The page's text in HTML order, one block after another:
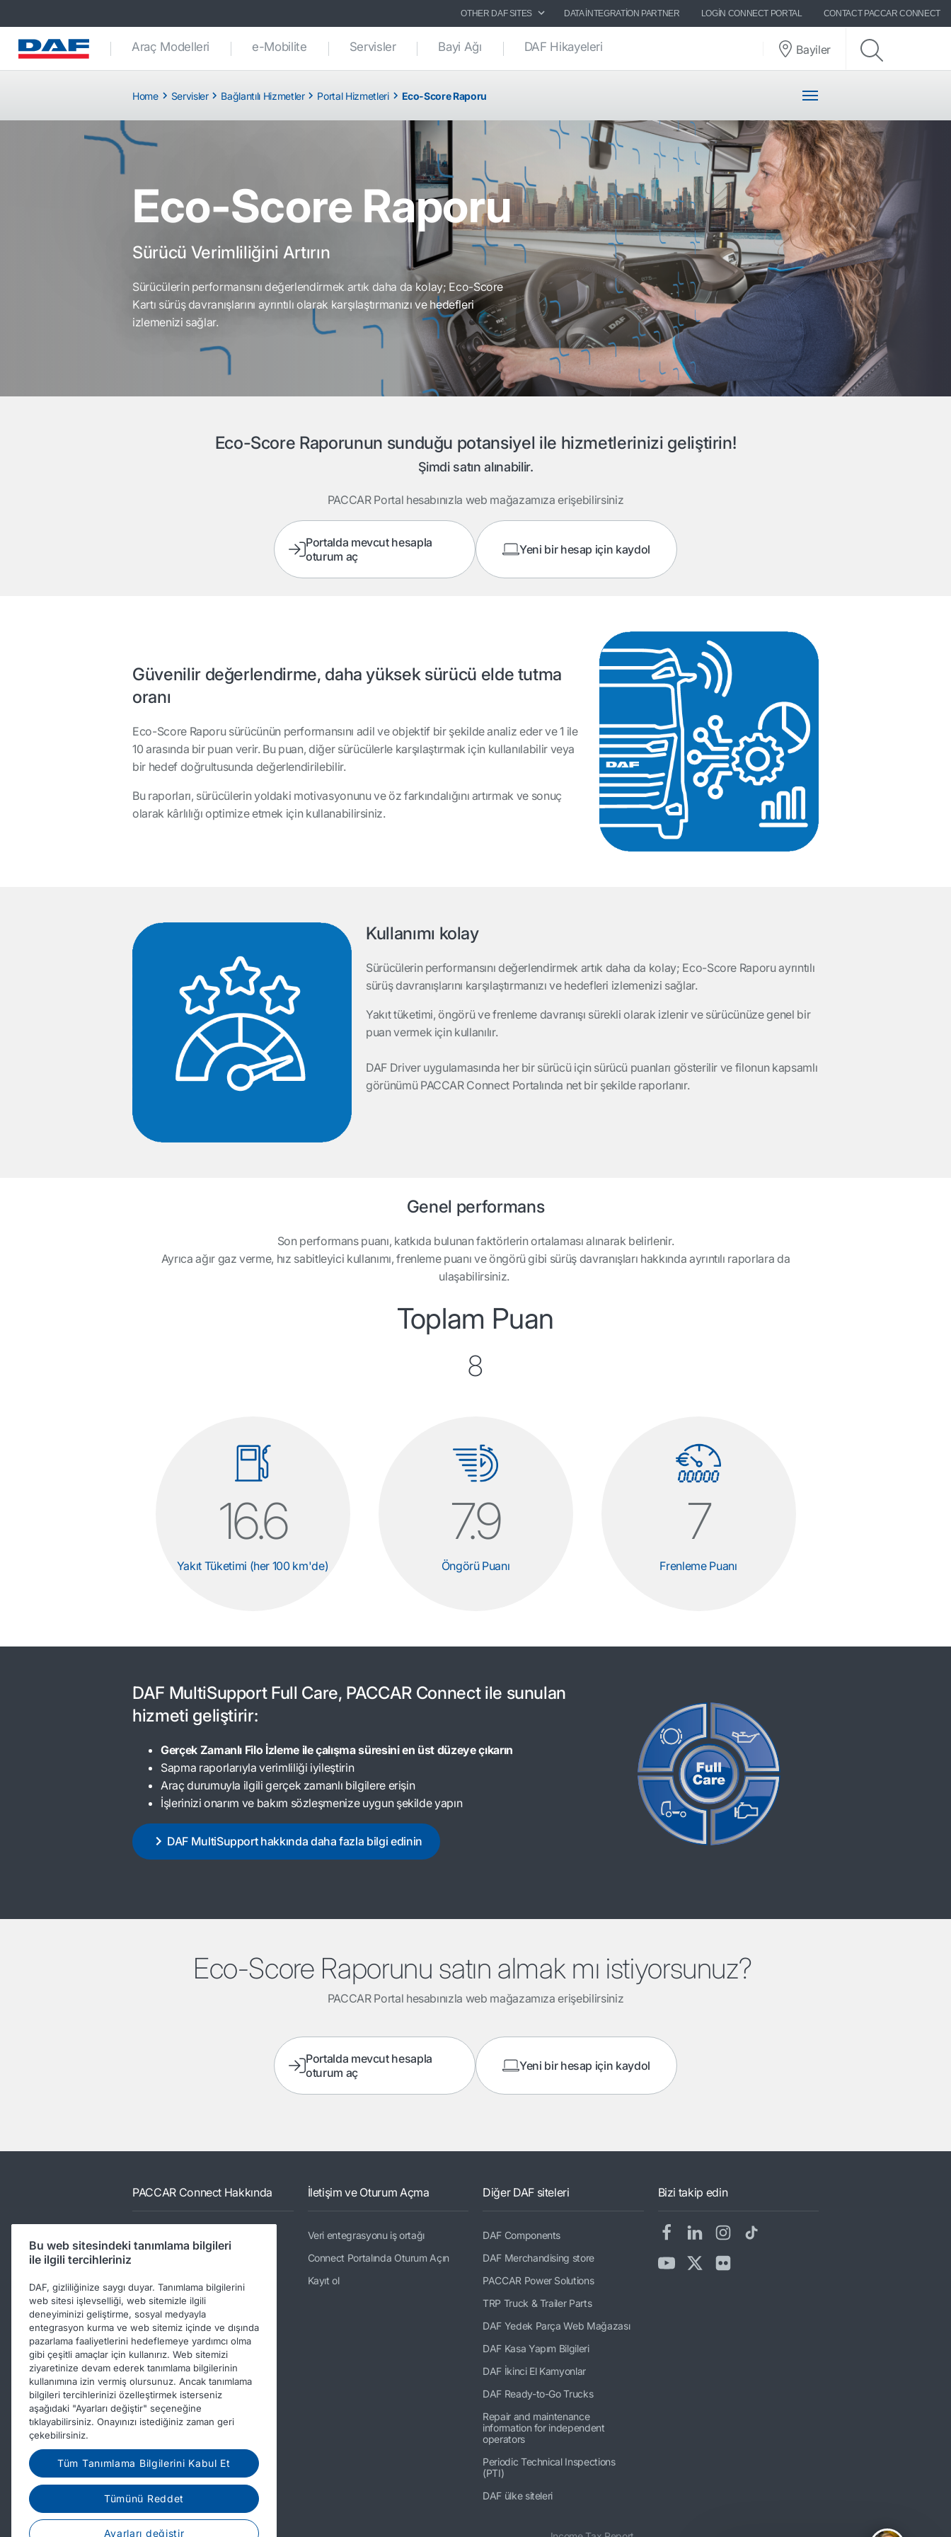
OTHER DAF SITES DATA INTEGRATION PARTNER LOGIN CONNECT PORTAL CONTACT PACCAR CONNECT
Araç Modelleri e-Mobilite Servisler Bayi Ağı DAF Hikayeleri Bayiler
Home Servisler Bağlantılı Hizmetler Portal Hizmetleri Eco-Score Raporu
Eco-Score Raporu
Sürücü Verimliliğini Artırın
Sürücülerin performansını değerlendirmek artık daha da kolay; Eco-Score
Kartı sürüş davranışlarını ayrıntılı olarak karşılaştırmanızı ve hedefleri
izlemenizi sağlar.
Eco-Score Raporunun sunduğu potansiyel ile hizmetlerinizi geliştirin!
Şimdi satın alınabilir.
PACCAR Portal hesabınızla web mağazamıza erişebilirsiniz
Portalda mevcut hesapla
oturum aç
Yeni bir hesap için kaydol
Güvenilir değerlendirme, daha yüksek sürücü elde tutma
oranı
Eco-Score Raporu sürücünün performansını adil ve objektif bir şekilde analiz eder ve 1 ile
10 arasında bir puan verir. Bu puan, diğer sürücülerle karşılaştırmak için kullanılabilir veya
bir hedef doğrultusunda değerlendirilebilir.
Bu raporları, sürücülerin yoldaki motivasyonunu ve öz farkındalığını artırmak ve sonuç
olarak kârlılığı optimize etmek için kullanabilirsiniz.
Kullanımı kolay
Sürücülerin performansını değerlendirmek artık daha da kolay; Eco-Score Raporu ayrıntılı
sürüş davranışlarını karşılaştırmanızı ve hedefleri izlemenizi sağlar.
Yakıt tüketimi, öngörü ve frenleme davranışı sürekli olarak izlenir ve sürücünüze genel bir
puan vermek için kullanılır.
DAF Driver uygulamasında her bir sürücü için sürücü puanları gösterilir ve filonun kapsamlı
görünümü PACCAR Connect Portalında net bir şekilde raporlanır.
Genel performans
Son performans puanı, katkıda bulunan faktörlerin ortalaması alınarak belirlenir.
Ayrıca ağır gaz verme, hız sabitleyici kullanımı, frenleme puanı ve öngörü gibi sürüş davranışları hakkında ayrıntılı raporlara da
ulaşabilirsiniz.
Toplam Puan
8
16.6
Yakıt Tüketimi (her 100 km'de)
7.9
Öngörü Puanı
7
Frenleme Puanı
DAF MultiSupport Full Care, PACCAR Connect ile sunulan
hizmeti geliştirir:
Gerçek Zamanlı Filo İzleme ile çalışma süresini en üst düzeye çıkarın
Sapma raporlarıyla verimliliği iyileştirin
Araç durumuyla ilgili gerçek zamanlı bilgilere erişin
İşlerinizi onarım ve bakım sözleşmenize uygun şekilde yapın
DAF MultiSupport hakkında daha fazla bilgi edinin
Eco-Score Raporunu satın almak mı istiyorsunuz?
PACCAR Portal hesabınızla web mağazamıza erişebilirsiniz
Portalda mevcut hesapla
oturum aç
Yeni bir hesap için kaydol
PACCAR Connect Hakkında
DAF Connect Değerleri
Destek ve SSS
PACCAR Connect ile iletişime
geçin
İletişim ve Oturum Açma
Veri entegrasyonu iş ortağı
Connect Portalında Oturum Açın
Kayıt ol
Diğer DAF siteleri
DAF Components
DAF Merchandising store
PACCAR Power Solutions
TRP Truck & Trailer Parts
DAF Yedek Parça Web Mağazası
DAF Kasa Yapım Bilgileri
DAF İkinci El Kamyonlar
DAF Ready-to-Go Trucks
Repair and maintenance
information for independent
operators
Periodic Technical Inspections
(PTI)
DAF ülke siteleri
Bizi takip edin
Bu web sitesindeki tanımlama bilgileri
ile ilgili tercihleriniz
DAF, gizliliğinize saygı duyar. Tanımlama bilgilerini
web sitesi işlevselliği, web sitemizle ilgili
deneyiminizi geliştirme, sosyal medyayla
entegrasyon kurma ve web sitemiz içinde ve dışında
pazarlama faaliyetlerini hedeflemeye yardımcı olma
gibi çeşitli amaçlar için kullanırız. Web sitemizi
ziyaretinize devam ederek tanımlama bilgilerinin
kullanımına izin vermiş olursunuz. Ancak tanımlama
bilgileri tercihlerinizi özelleştirmek isterseniz
aşağıdaki "Ayarları değiştir" seçeneğine
tıklayabilirsiniz. Onayınızı istediğiniz zaman geri
çekebilirsiniz.
Tüm Tanımlama Bilgilerini Kabul Et
Tümünü Reddet
Ayarları değiştir